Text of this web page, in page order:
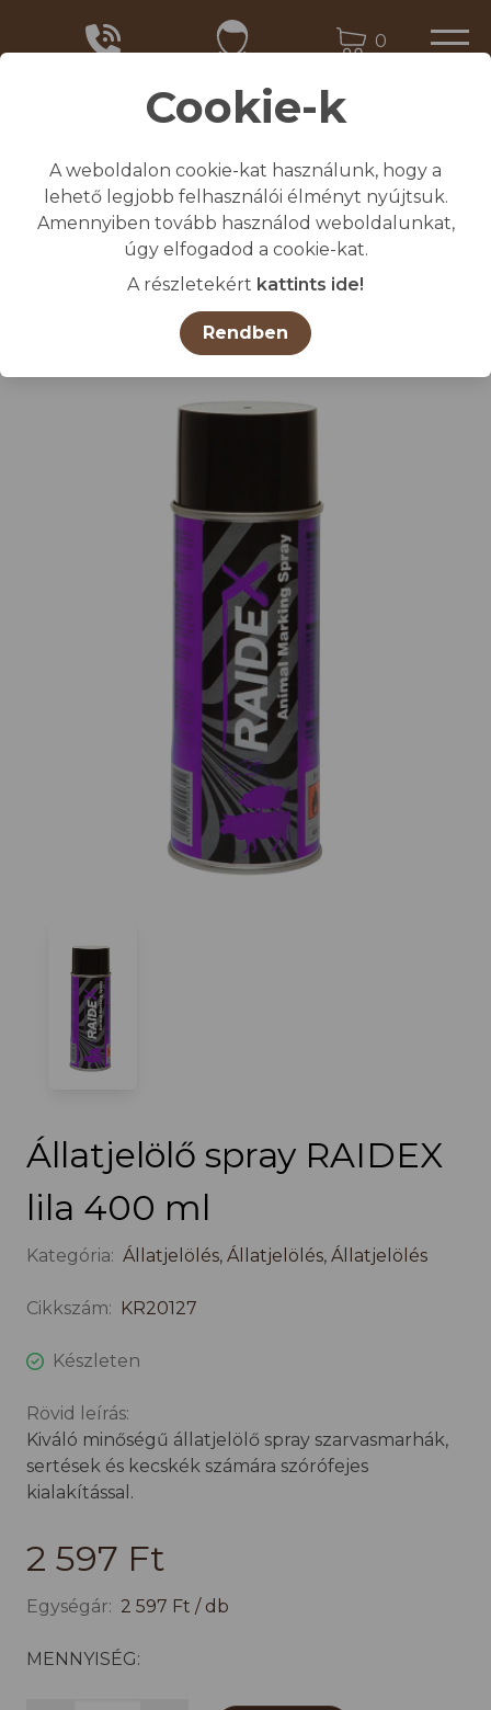
0
Kezdőlap
Összes termék
Állatjelölő spray RAIDEX lila 400 ml
Állatjelölő spray RAIDEX
lila 400 ml
Kategória: Állatjelölés, Állatjelölés, Állatjelölés
Cikkszám: KR20127
Készleten
Rövid leírás:
Kiváló minőségű állatjelölő spray szarvasmarhák,
sertések és kecskék számára szórófejes
kialakítással.
2 597 Ft
Egységár: 2 597 Ft / db
MENNYISÉG:
Cookie-k
A weboldalon cookie-kat használunk, hogy a
lehető legjobb felhasználói élményt nyújtsuk.
Amennyiben tovább használod weboldalunkat,
úgy elfogadod a cookie-kat.
A részletekért kattints ide!
Rendben